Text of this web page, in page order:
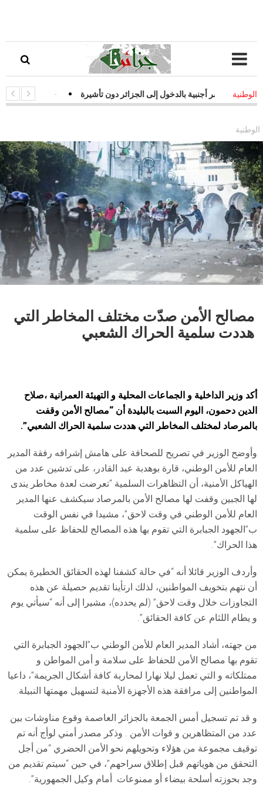
الوطنيةأجنبية بالدخول إلى الجزائر دون تأشيرة - قفزة نوعية في التحول
الوطنية
مصالح الأمن صدّت مختلف المخاطر التي
هددت سلمية الحراك الشعبي
أكد وزير الداخلية و الجماعات المحلية و التهيئة العمرانية ،صلاح
الدين دحمون، اليوم السبت بالبليدة أن “مصالح الأمن وقفت
بالمرصاد لمختلف المخاطر التي هددت سلمية الحراك الشعبي”.
وأوضح الوزير في تصريح للصحافة على هامش إشرافه رفقة المدير
العام للأمن الوطني، قارة بوهدبة عبد القادر، على تدشين عدد من
الهياكل الأمنية، أن التظاهرات السلمية “تعرضت لعدة مخاطر يندى
لها الجبين وقفت لها مصالح الأمن بالمرصاد سيكشف عنها المدير
العام للأمن الوطني في وقت لاحق”، مشيدا في نفس الوقت
ب”الجهود الجبابرة التي تقوم بها هذه المصالح للحفاظ على سلمية
هذا الحراك”.
وأردف الوزير قائلا أنه “في حالة كشفنا لهذه الحقائق الخطيرة يمكن
أن نتهم بتخويف المواطنين، لذلك ارتأينا تقديم حصيلة عن هذه
التجاوزات خلال وقت لاحق” (لم يحدده)، مشيرا إلى أنه “سيأتي يوم
و يطام اللثام عن كافة الحقائق”.
من جهته، أشاد المدير العام للأمن الوطني ب”الجهود الجبابرة التي
تقوم بها مصالح الأمن للحفاظ على سلامة و أمن المواطن و
ممتلكاته و التي تعمل ليلا نهارا لمحاربة كافة أشكال الجريمة”، داعيا
المواطنين إلى مرافقة هذه الأجهزة الأمنية لتسهيل مهمتها النبيلة.
و قد تم تسجيل أمس الجمعة بالجزائر العاصمة وقوع مناوشات بين
عدد من المتظاهرين و قوات الأمن . وذكر مصدر أمني لوأج أنه تم
توقيف مجموعة من هؤلاء وتحويلهم نحو الأمن الحضري “من أجل
التحقق من هوياتهم قبل إطلاق سراحهم”، في حين “سيتم تقديم من
وجد بحوزته أسلحة بيضاء أو ممنوعات أمام وكيل الجمهورية”.